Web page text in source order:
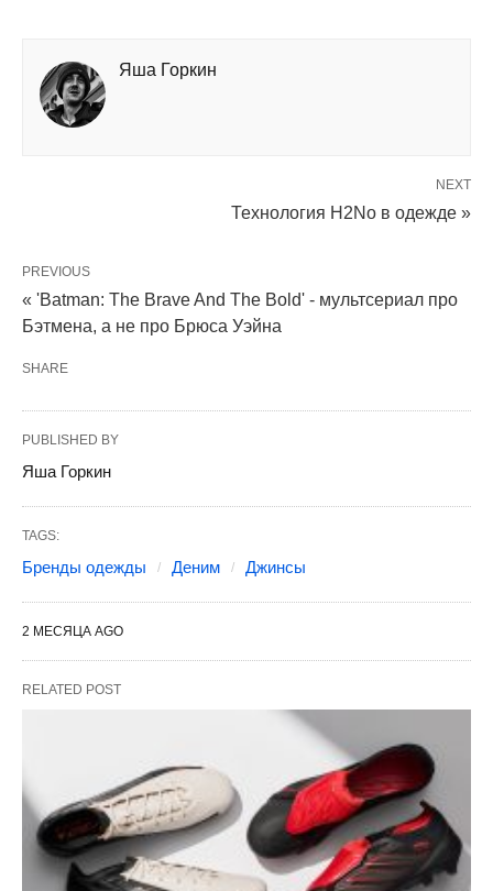
Яша Горкин
NEXT
Технология H2No в одежде »
PREVIOUS
« 'Batman: The Brave And The Bold' - мультсериал про
Бэтмена, а не про Брюса Уэйна
SHARE
PUBLISHED BY
Яша Горкин
TAGS:
Бренды одежды Деним Джинсы
2 МЕСЯЦА AGO
RELATED POST